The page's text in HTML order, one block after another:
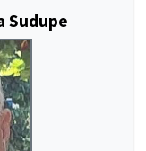
Sudupe